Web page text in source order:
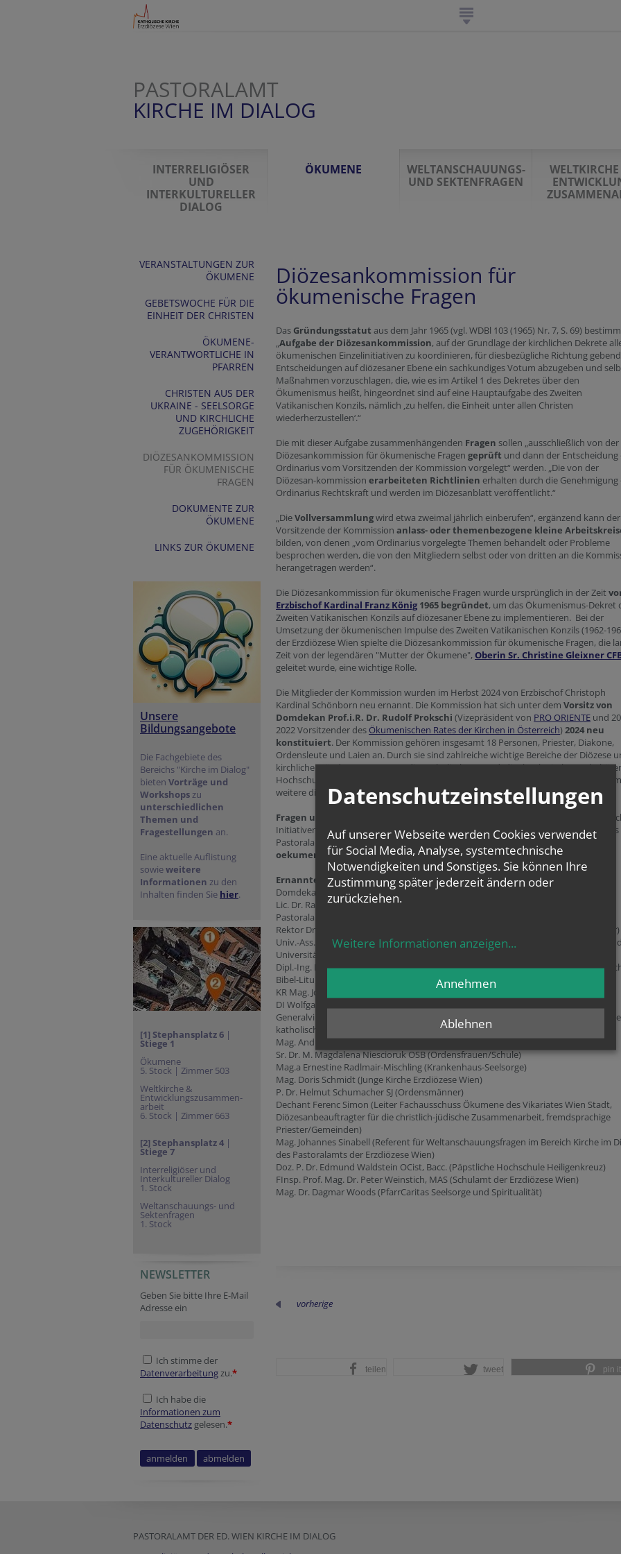
PASTORALAMT
KIRCHE IM DIALOG
INTERRELIGIÖSER
UND
INTERKULTURELLER
DIALOG
ÖKUMENE
WELTANSCHAUUNGS-
UND SEKTENFRAGEN
VERANSTALTUNGEN ZUR
ÖKUMENE
GEBETSWOCHE FÜR DIE
EINHEIT DER CHRISTEN
ÖKUMENE-
VERANTWORTLICHE IN
PFARREN
CHRISTEN AUS DER
UKRAINE - SEELSORGE
UND KIRCHLICHE
ZUGEHÖRIGKEIT
DIÖZESANKOMMISSION
FÜR ÖKUMENISCHE
FRAGEN
DOKUMENTE ZUR
ÖKUMENE
LINKS ZUR ÖKUMENE
Unsere
Bildungsangebote
Die Fachgebiete des
Bereichs "Kirche im Dialog"
bieten Vorträge und
Workshopszu
unterschiedlichen
Themen und
Fragestellungen an.
Eine aktuelle Auflistung
sowieweitere
Informationen zu den
Inhalten finden Sie hier.
[1] Stephansplatz6 |
Stiege 1
Ökumene
5. Stock | Zimmer 503
Weltkirche &
Entwicklungszusammen-
arbeit
6. Stock | Zimmer 663
[2] Stephansplatz 4 |
Stiege 7
Interreligiöser und
Interkultureller Dialog
1. Stock
Weltanschauungs- und
Sektenfragen
1. Stock
URL
Secondary phone
Session ID
Tracking ID
Security token
Session ID
Homepage
NEWSLETTER
Geben Sie bitte Ihre E-Mail
Adresse ein
Ich stimme der
Datenverarbeitungzu.*
Ich habe die
Informationen zum
Datenschutz gelesen.*
Diözesankommission für
ökumenische Fragen
Das Gründungsstatut aus dem Jahr 1965 (vgl. WDBl 103 (1965) Nr. 7, S. 69)
„Aufgabe der Diözesankommission, auf der Grundlage der kirchlichen Dekrete
ökumenischen Einzelinitiativen zu koordinieren, für diesbezügliche Richtung
Entscheidungen auf diözesaner Ebene ein sachkundiges Votum abzugeben und
Maßnahmen vorzuschlagen, die, wie es im Artikel 1 des Dekretes über den
Ökumenismus heißt, hingeordnet sind auf eine Hauptaufgabe des Zweiten
Vatikanischen Konzils, nämlich ‚zu helfen, die Einheit unter allen Christen
wiederherzustellen‘.“
Die mit dieser Aufgabe zusammenhängenden Fragen sollen „ausschließlich von der
Diözesankommission für ökumenische Fragen geprüft und dann der Entscheidung
Ordinarius vom Vorsitzenden der Kommission vorgelegt“ werden. „Die von der
Diözesan-kommission erarbeiteten Richtlinien erhalten durch die Genehmigung
Ordinarius Rechtskraft und werden im Diözesanblatt veröffentlicht.“
„DieVollversammlungwird etwa zweimal jährlich einberufen“, ergänzend kann der
Vorsitzende der Kommission anlass- oder themenbezogene kleine
bilden, von denen „vom Ordinarius vorgelegte Themen behandelt oder Probleme
besprochen werden, die von den Mitgliedern selbst oder von dritten an die
herangetragen werden“.
Die Diözesankommission für ökumenische Fragen wurde ursprünglich in der Zeit
Erzbischof Kardinal Franz König 1965 begründet, um das Ökumenismus-Dekret
Zweiten Vatikanischen Konzils auf diözesaner Ebene zu implementieren. Bei der
Umsetzung der ökumenischen Impulse des Zweiten Vatikanischen Konzils (1962-
der Erzdiözese Wien spielte die Diözesankommission für ökumenische Fragen, die
Zeit von der legendären "Mutter der Ökumene",Oberin Sr. Christine Gleixner
geleitet wurde, eine wichtige Rolle.
Die Mitglieder der Kommission wurden im Herbst 2024 von Erzbischof Christoph
Kardinal Schönborn neu ernannt. Die Kommission hat sich unter dem Vorsitz von
Domdekan Prof.i.R. Dr. Rudolf Prokschi (Vizepräsident von PRO ORIENTE und
2022 Vorsitzender des Ökumenischen Rates der Kirchen in Österreich)2024 neu
konstituiert. Der Kommission gehören insgesamt 18 Personen, Priester, Diakone,
Ordensleute und Laien an. Durch sie sind zahlreiche wichtige Bereiche der Diözese
kirchliche Stände vertreten, u.a. die Katholische Jugend, die theologischen
Hochschulen und Priesterseminare, die Pfarren, Vikariate, Ordensleute, das
weitere diözesane Dienststellen und die Caritas.
Fragen und Anliegen an die Diözesankommission
bzw. Hinweise auf
Initiativen können über die Referentin für Ökumene im Bereich Kirche im Dialog des
Pastoralamts der Erzdiözese Wien, Lic. Dr. Raphaela Pallin, eingebracht werden:
oekumene@edw.or.at , Tel. +43 515 52-3120.
Ernannte Mitglieder 2024-2029:
Domdekan Univ.-Prof. i.R. Dr. Rudolf Prokschi (Vorsitzender)
Lic. Dr. Raphaela Pallin (Referentin für Ökumene im Bereich Kirche im Dialog des
Pastoralamts der Erzdiözese Wien)
Rektor Dr. Federico Moisés Colautti (Diözesanes Missionskolleg Redemptoris Mater)
Univ.-Ass. (prae doc) Mag. Lic. Christina Dietl, MA (Katholisch-Theologische Fakultät
Universität Wien)
Dipl.-Ing. Mag. Flavio Farcas (Diakone, Assistent und Leiter des Leihservice im
Bibel-Liturgie-Kirchenraum des Pastoralamts der Erzdiözese Wien)
KR Mag. Johannes Fichtenbauer (Vertreter des Erzbischofs für Freikirchenkontakte)
DI Wolfgang Hinker (Konfessionsverschiedene Paare/Familien)
Generalvikar Erzpriester Mag. Lic. theol. Yuriy Kolasa (Ordinariat für die Gläubigen
katholischen Ostkirchen in Österreich)
Mag. Andreas Lotz, LL.M. (bis 02/2023 Vizekanzler/Ordinariat der Erzdiözese Wien)
Sr. Dr. M. Magdalena Niescioruk OSB (Ordensfrauen/Schule)
Mag.a Ernestine Radlmair-Mischling (Krankenhaus-Seelsorge)
Mag. Doris Schmidt (Junge Kirche Erzdiözese Wien)
P. Dr. Helmut Schumacher SJ (Ordensmänner)
Dechant Ferenc Simon (Leiter Fachausschuss Ökumene des Vikariates Wien Stadt,
Diözesanbeauftragter für die christlich-jüdische Zusammenarbeit, fremdsprachige
Priester/Gemeinden)
Mag. Johannes Sinabell (Referent für Weltanschauungsfragen im Bereich Kirche im
des Pastoralamts der Erzdiözese Wien)
Doz. P. Dr. Edmund Waldstein OCist, Bacc. (Päpstliche Hochschule Heiligenkreuz)
FInsp. Prof. Mag. Dr. Peter Weinstich, MAS (Schulamt der Erzdiözese Wien)
Mag. Dr. Dagmar Woods (PfarrCaritas Seelsorge und Spiritualität)
vorherige
teilen tweet pin it
PASTORALAMT DER ED. WIEN KIRCHE IM DIALOG
Datenschutzeinstellungen
Auf unserer Webseite werden Cookies verwendet
für Social Media, Analyse, systemtechnische
Notwendigkeiten und Sonstiges. Sie können Ihre
Zustimmung später jederzeit ändern oder
zurückziehen.
Weitere Informationen anzeigen...
Ablehnen
Annehmen